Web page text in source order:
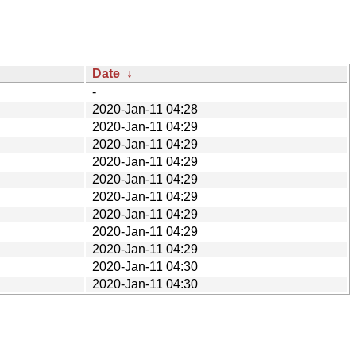
Date ↓
-
2020-Jan-11 04:28
2020-Jan-11 04:29
2020-Jan-11 04:29
2020-Jan-11 04:29
2020-Jan-11 04:29
2020-Jan-11 04:29
2020-Jan-11 04:29
2020-Jan-11 04:29
2020-Jan-11 04:29
2020-Jan-11 04:30
2020-Jan-11 04:30